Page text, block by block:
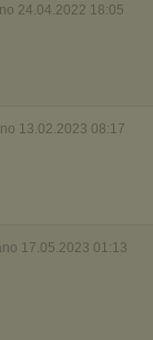
24.04.2022 18:05
13.02.2023 08:17
17.05.2023 01:13